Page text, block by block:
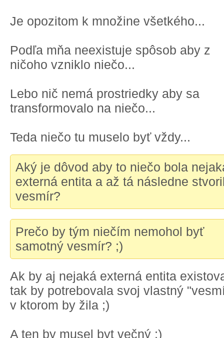
Je opozitom k množine všetkého...
Podľa mňa neexistuje spôsob aby z
ničoho vzniklo niečo...
Lebo nič nemá prostriedky aby sa
transformovalo na niečo...
Teda niečo tu muselo byť vždy...
Aký je dôvod aby to niečo bola
externá entita a až tá následne
vesmír?
Prečo by tým niečím nemohol byť
samotný vesmír? ;)
Ak by aj nejaká externá entita
tak by potrebovala svoj vlastný
v ktorom by žila ;)
A ten by musel byt večný ;)